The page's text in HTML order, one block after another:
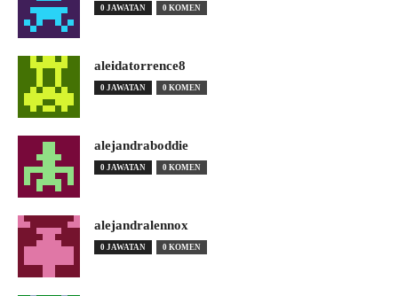
0 JAWATAN 0 KOMEN
aleidatorrence8
0 JAWATAN 0 KOMEN
alejandraboddie
0 JAWATAN 0 KOMEN
alejandralennox
0 JAWATAN 0 KOMEN